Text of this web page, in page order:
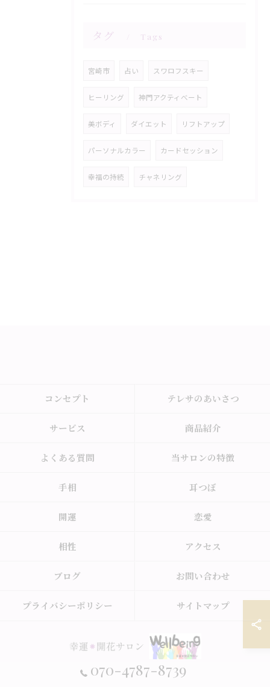
タグ Tags
宮崎市 占い スワロフスキー
ヒーリング 神門アクティべート
美ボディ ダイエット リフトアップ
パーソナルカラー カードセッション
幸福の持続 チャネリング
070-4787-8739
コンセプト テレサのあいさつ
サービス 商品紹介
よくある質問 当サロンの特徴
手相 耳つぼ
開運 恋愛
相性 アクセス
ブログ お問い合わせ
プライバシーポリシー サイトマップ